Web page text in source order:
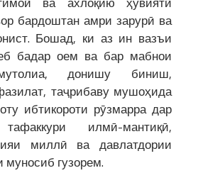
бардоштан амри зарурӣ ва
Бошад, ки аз ин вазъи
бадар оем ва бар мабнои
донишу биниш,
таҷрибаву мушоҳида
ибтикороти рӯзмарра дар
илмӣ-мантиқӣ,
миллӣ ва давлатдории
гузорем.